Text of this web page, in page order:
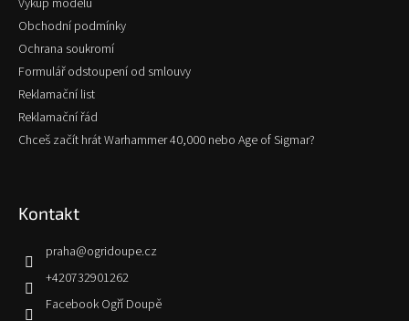
Výkup modelů
Obchodní podmínky
Ochrana soukromí
Formulář odstoupení od smlouvy
Reklamační list
Reklamační řád
Chceš začít hrát Warhammer 40,000 nebo Age of Sigmar?
Kontakt
praha@ogridoupe.cz
+420732901262
Facebook Ogří Doupě